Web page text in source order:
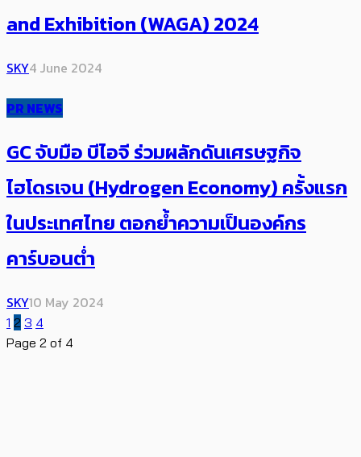
and Exhibition (WAGA) 2024
SKY4 June 2024
PR NEWS
GC จับมือ บีไอจี ร่วมผลักดันเศรษฐกิจ
ไฮโดรเจน (Hydrogen Economy) ครั้งแรก
ในประเทศไทย ตอกย้ำความเป็นองค์กร
คาร์บอนต่ำ
SKY10 May 2024
1 2 3 4
Page 2 of 4